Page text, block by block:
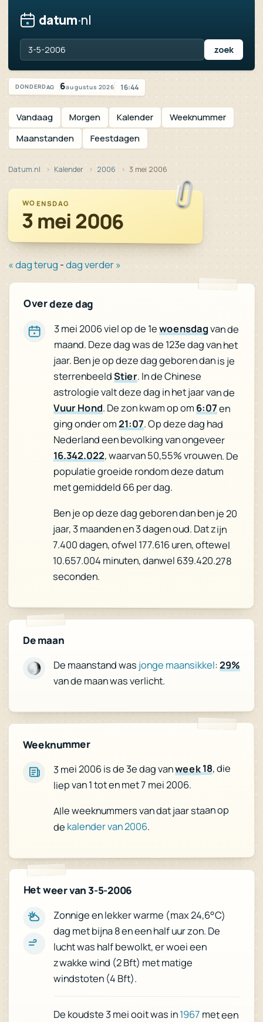
datum·nl
Vandaag is het donderdag 6 augustus 2026
DONDERDAG 6augustus 2026 16:44
Vandaag Morgen Kalender
Weeknummer
Maanstanden
Feestdagen
Datum.nl Kalender 2006 3 mei 2006
WOENSDAG
3 mei 2006
« dag terug -dag verder »
Over deze dag
3 mei 2006 viel op de 1ewoensdagvan de
maand. Deze dag was de 123e dag van het
jaar. Ben je op deze dag geboren dan is je
sterrenbeeldStier. In de Chinese
astrologie valt deze dag in het jaar van de
Vuur Hond. De zon kwam op om6:07en
ging onder om21:07. Op deze dag had
Nederland een bevolking van ongeveer
16.342.022, waarvan 50,55% vrouwen. De
populatie groeide rondom deze datum
met gemiddeld 66 per dag.
Ben je op deze dag geboren dan ben je 20
jaar, 3 maanden en 3 dagen oud. Dat zijn
7.400 dagen, ofwel 177.616 uren, oftewel
10.657.004 minuten, danwel 639.420.278
seconden.
De maan
De maanstand was jonge maansikkel:29%
van de maan was verlicht.
Weeknummer
3 mei 2006 is de 3e dag vanweek 18, die
liep van 1 tot en met 7 mei 2006.
Alle weeknummers van dat jaar staan op
de kalender van 2006.
Het weer van 3-5-2006
Zonnige en lekker warme (max 24,6°C)
dag met bijna 8 en een half uur zon. De
lucht was half bewolkt, er woei een
zwakke wind (2 Bft) met matige
windstoten (4 Bft).
De koudste 3 mei ooit was in1967 met een